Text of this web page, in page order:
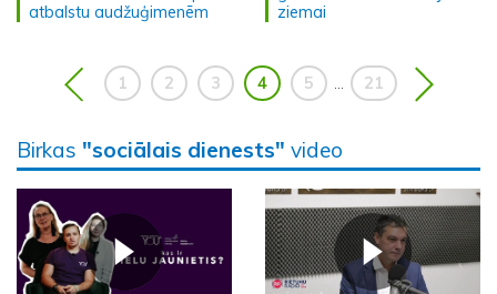
atbalstu audžuģimenēm
ziemai
1 2 3 4 5 21
Birkas "sociālais dienests" video